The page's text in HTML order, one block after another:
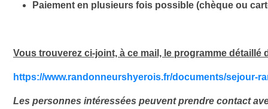
Paiement en plusieurs fois possible (chèque ou
Vous trouverez ci-joint, à ce mail, le programme détaillé
https://www.randonneurshyerois.fr/documents/sejour-
Les personnes intéressées peuvent prendre contact